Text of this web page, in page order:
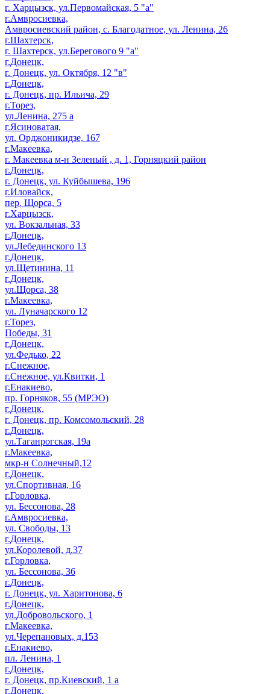
г. Харцызск, ул.Первомайская, 5 "а"
г.Амвросиевка,
Амвросиевский район, с. Благодатное, ул. Ленина, 26
г.Шахтерск,
г. Шахтерск, ул.Берегового 9 "а"
г.Донецк,
г. Донецк, ул. Октября, 12 "в"
г.Донецк,
г. Донецк, пр. Ильича, 29
г.Торез,
ул.Ленина, 275 а
г.Ясиноватая,
ул. Орджоникидзе, 167
г.Макеевка,
г. Макеевка м-н Зеленый , д. 1, Горняцкий район
г.Донецк,
г. Донецк, ул. Куйбышева, 196
г.Иловайск,
пер. Щорса, 5
г.Харцызск,
ул. Вокзальная, 33
г.Донецк,
ул.Лебединского 13
г.Донецк,
ул.Щетинина, 11
г.Донецк,
ул.Щорса, 38
г.Макеевка,
ул. Луначарского 12
г.Торез,
Победы, 31
г.Донецк,
ул.Федько, 22
г.Снежное,
г.Снежное, ул.Квитки, 1
г.Енакиево,
пр. Горняков, 55 (МРЭО)
г.Донецк,
г. Донецк, пр. Комсомольский, 28
г.Донецк,
ул.Таганрогская, 19а
г.Макеевка,
мкр-н Солнечный,12
г.Донецк,
ул.Спортивная, 16
г.Горловка,
ул. Бессонова, 28
г.Амвросиевка,
ул. Свободы, 13
г.Донецк,
ул.Королевой, д.37
г.Горловка,
ул. Бессонова, 36
г.Донецк,
г. Донецк, ул. Харитонова, 6
г.Донецк,
ул.Добровольского, 1
г.Макеевка,
ул.Черепановых, д.153
г.Енакиево,
пл. Ленина, 1
г.Донецк,
г. Донецк, пр.Киевский, 1 а
г.Донецк,